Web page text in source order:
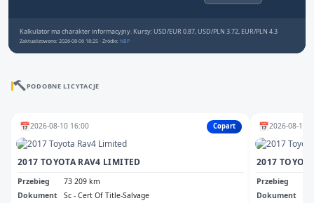
Kalkulator ma charakter informacyjny. Kursy: USD/EUR 0.87, USD/PLN 3.72, EUR/PLN 4.3
Zaktualizowano: 2026-08-06 18:25 · Źródło: NBP
PODOBNE LICYTACJE
📅2026-08-10 16:00 Copart
2017 TOYOTA RAV4 LIMITED
Przebieg
73 209 km
Dokument
Sc - Cert Of Title-Salvage
📅2026-08-12
2017
Przebieg
Dokument